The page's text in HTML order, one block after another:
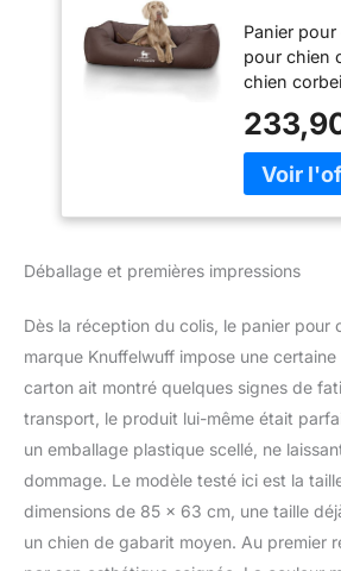
en
au laser
grande
155cm x
Panier
pour chien
chien
résistant
Similicuir
laser
Déballage et premières impressions
Dès la réception du colis, le panier pour
marque Knuffelwuff impose une
carton ait montré quelques signes de
transport, le produit lui-même était
un emballage plastique scellé, ne
dommage. Le modèle testé ici est la
dimensions de 85 x 63 cm, une taille
un chien de gabarit moyen. Au premier